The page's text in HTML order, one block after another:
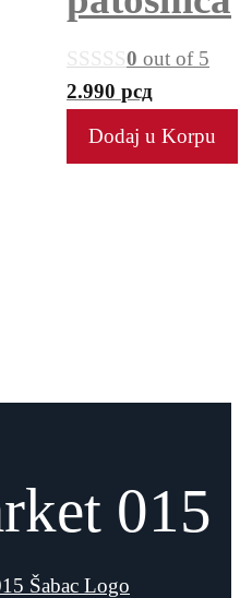
0 out of 5
2.990 рсд
Dodaj u Korpu
015